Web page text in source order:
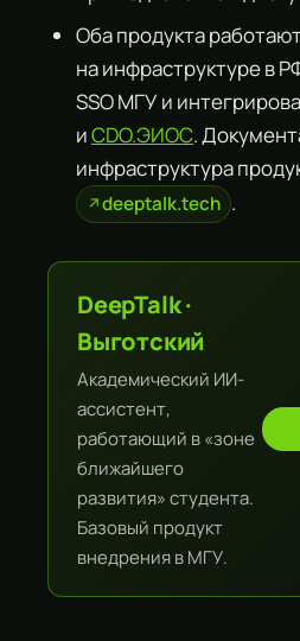
Оба продукта
на инфраструктуре в
SSO МГУ и
иCDO.ЭИОС.
инфраструктура
deeptalk.tech .
DeepTalk ·
Выготский
Академический ИИ-
ассистент,
работающий в «зоне
ближайшего
развития» студента.
Базовый продукт
внедрения в МГУ.